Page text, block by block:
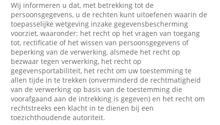
Wij informeren u dat, met betrekking tot de
persoonsgegevens, u de rechten kunt uitoefenen waarin de
toepasselijke wetgeving inzake gegevensbescherming
voorziet, waaronder: het recht op het vragen van toegang
tot, rectificatie of het wissen van persoonsgegevens of
beperking van de verwerking, alsmede het recht op
bezwaar tegen verwerking, het recht op
gegevensportabiliteit, het recht om uw toestemming te
allen tijde in te trekken (onverminderd de rechtmatigheid
van de verwerking op basis van de toestemming die
voorafgaand aan de intrekking is gegeven) en het recht om
rechtstreeks een klacht in te dienen bij een
toezichthoudende autoriteit.